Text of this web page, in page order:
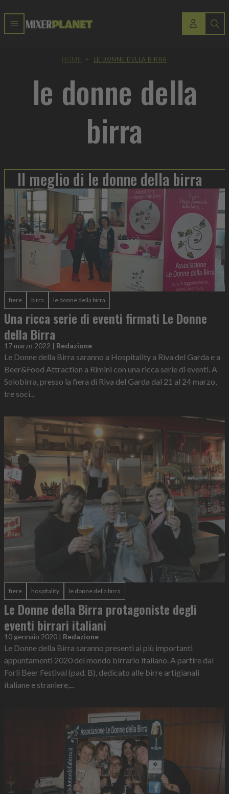
HOME > LE DONNE DELLA BIRRA
le donne della
birra
Il meglio di le donne della birra
fiere birra le donne della birra
Una ricca serie di eventi firmati Le Donne
della Birra
17 marzo 2022 | Redazione
Le Donne della Birra saranno a Hospitality a Riva del Garda e a
Beer&Food Attraction a Rimini con una ricca serie di eventi. A
Solobirra, presso la fiera di Riva del Garda dal 21 al 24 marzo,
tre soci...
fiere hospitality le donne della birra
Le Donne della Birra protagoniste degli
eventi birrari italiani
10 gennaio 2020 | Redazione
Le Donne della Birra saranno presenti ai più importanti
appuntamenti 2020 del mondo birrario italiano. A partire dal
Forlì Beer Festival (pad. B), dedicato alle birre artigianali
italiane e straniere,...